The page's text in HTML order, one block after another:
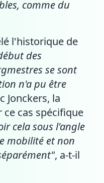
comme du
l'historique de
des
se sont
n'a pu être
Jonckers, la
cas spécifique
cela sous l'angle
mobilité et non
, a-t-il